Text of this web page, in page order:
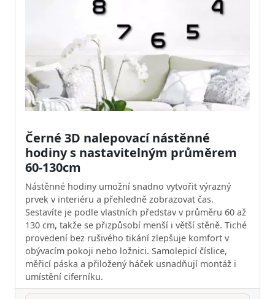
Černé 3D nalepovací nástěnné
hodiny s nastavitelným průměrem
60-130cm
Nástěnné hodiny umožní snadno vytvořit výrazný
prvek v interiéru a přehledně zobrazovat čas.
Sestavíte je podle vlastních představ v průměru 60 až
130 cm, takže se přizpůsobí menší i větší stěně. Tiché
provedení bez rušivého tikání zlepšuje komfort v
obývacím pokoji nebo ložnici. Samolepicí číslice,
měřicí páska a přiložený háček usnadňují montáž i
umístění ciferníku.